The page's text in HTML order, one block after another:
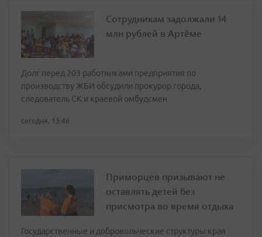
Сотрудникам задолжали 14
млн рублей в Артёме
Долг перед 203 работниками предприятия по
производству ЖБИ обсудили прокурор города,
следователь СК и краевой омбудсмен
сегодня, 13:46
Приморцев призывают не
оставлять детей без
присмотра во время отдыха
Государственные и добровольческие структуры края